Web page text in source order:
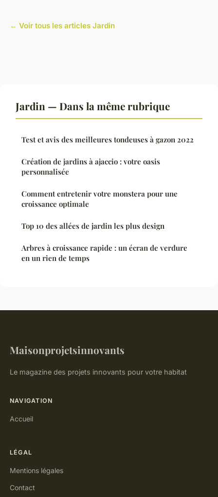
← Voir tous les articles Jardin
Jardin — Dans la même rubrique
Test et avis des meilleures tondeuses à gazon 2022
Création de jardins à ajaccio : votre oasis
personnalisée
Comment entretenir votre monstera pour une
croissance optimale
Top 10 des allées de jardin les plus design
Arbres à croissance rapide : un écran de verdure
en un rien de temps
Maisonprojetsinnovants
Le magazine des projets innovants pour votre habitat
NAVIGATION
Accueil
LÉGAL
Mentions légales
Contact